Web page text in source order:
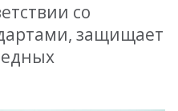
со
защищает